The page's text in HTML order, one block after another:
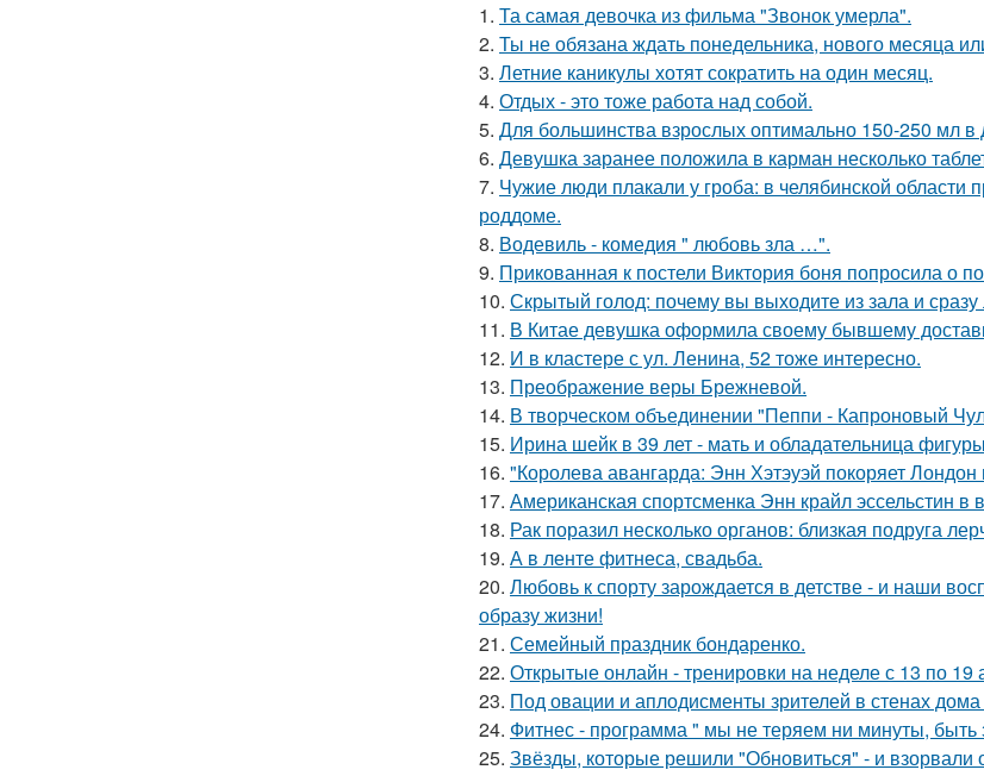
1. Та самая девочка из фильма "Звонок умерла".
2. Ты не обязана ждать понедельника, нового месяца
3. Летние каникулы хотят сократить на один месяц.
4. Отдых - это тоже работа над собой.
5. Для большинства взрослых оптимально 150-250 мл в
6. Девушка заранее положила в карман несколько
7. Чужие люди плакали у гроба: в челябинской области
роддоме.
8. Водевиль - комедия " любовь зла …".
9. Прикованная к постели Виктория боня попросила о
10. Скрытый голод: почему вы выходите из зала и
11. В Китае девушка оформила своему бывшему
12. И в кластере с ул. Ленина, 52 тоже интересно.
13. Преображение веры Брежневой.
14. В творческом объединении "Пеппи - Капроновый
15. Ирина шейк в 39 лет - мать и обладательница
16. "Королева авангарда: Энн Хэтэуэй покоряет
17. Американская спортсменка Энн крайл эссельстин
18. Рак поразил несколько органов: близкая подруга
19. А в ленте фитнеса, свадьба.
20. Любовь к спорту зарождается в детстве - и наши
образу жизни!
21. Семейный праздник бондаренко.
22. Открытые онлайн - тренировки на неделе с 13 по 19
23. Под овации и аплодисменты зрителей в стенах
24. Фитнес - программа " мы не теряем ни минуты, быть
25. Звёзды, которые решили "Обновиться" - и взорвали